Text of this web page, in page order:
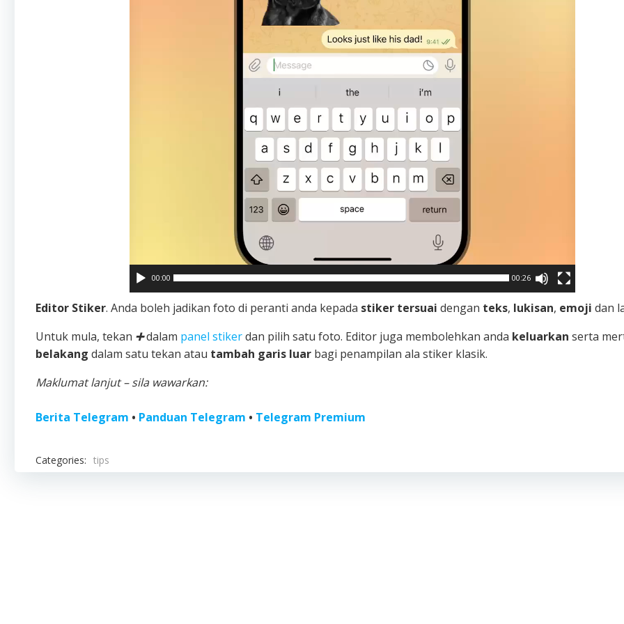
00:00 00:26
Editor Stiker. Anda boleh jadikan foto di peranti anda kepada stiker tersuai dengan teks, lukisan, emoji dan
Untuk mula, tekan ➕dalam panel stikerdan pilih satu foto. Editor juga membolehkan anda keluarkan serta
belakang dalam satu tekan atau tambah garis luar bagi penampilan ala stiker klasik.
Maklumat lanjut – sila wawarkan:
Berita Telegram • Panduan Telegram • Telegram Premium
Categories: tips